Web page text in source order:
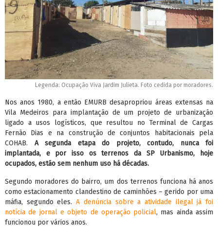
Legenda: Ocupação Viva Jardim Julieta. Foto cedida por moradores.
Nos anos 1980, a então EMURB desapropriou áreas extensas na
Vila Medeiros para implantação de um projeto de urbanização
ligado a usos logísticos, que resultou no Terminal de Cargas
Fernão Dias e na construção de conjuntos habitacionais pela
COHAB. A segunda etapa do projeto, contudo, nunca foi
implantada, e por isso os terrenos da SP Urbanismo, hoje
ocupados, estão sem nenhum uso há décadas.
Segundo moradores do bairro, um dos terrenos funciona há anos
como estacionamento clandestino de caminhões – gerido por uma
máfia, segundo eles.A denúncia sobre a atividade ilegal já foi
notícia de jornal e objeto de operação policial, mas ainda assim
funcionou por vários anos.